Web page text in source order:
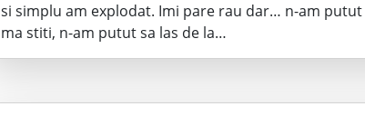
si simplu am explodat. Imi pare rau dar… n-am putut
ma stiti, n-am putut sa las de la…